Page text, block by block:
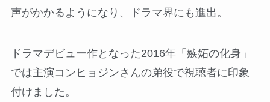
声がかかるようになり、ドラマ界にも進出。
ドラマデビュー作となった2016年「嫉妬の化身」
では主演コンヒョジンさんの弟役で視聴者に印象
付けました。